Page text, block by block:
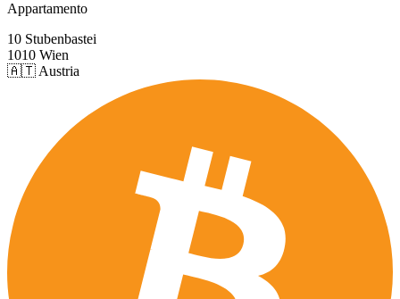
Appartamento
10 Stubenbastei
1010 Wien
🇦🇹 Austria